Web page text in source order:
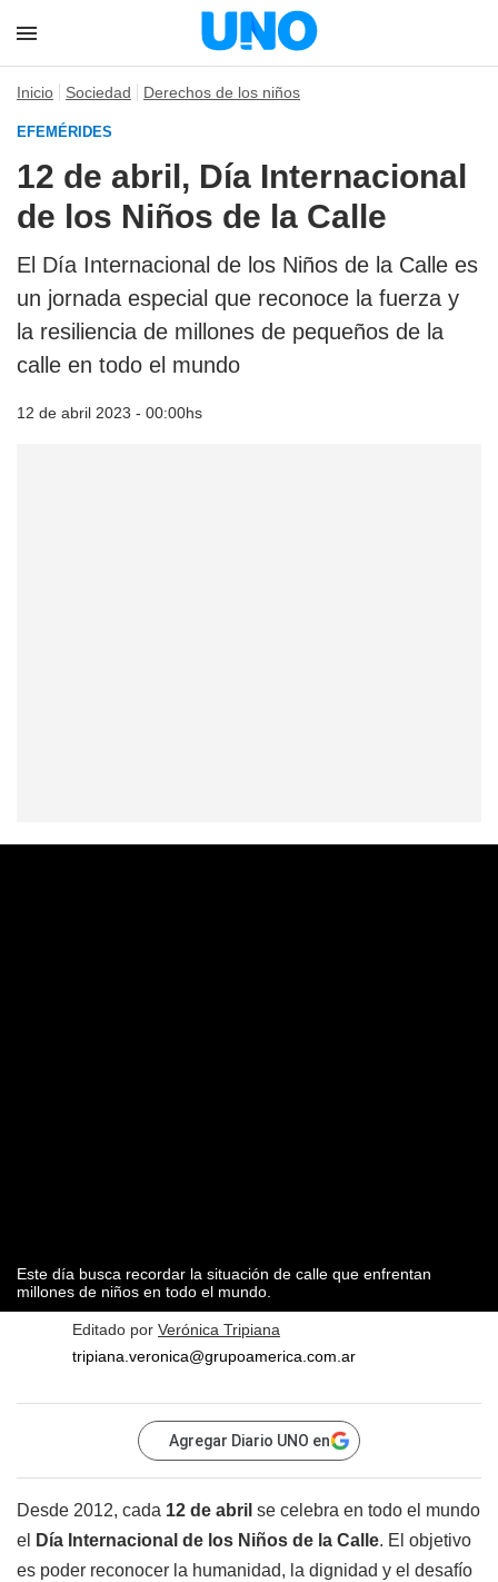
Inicio Sociedad Derechos de los niños
EFEMÉRIDES
12 de abril, Día Internacional
de los Niños de la Calle
El Día Internacional de los Niños de la Calle es
un jornada especial que reconoce la fuerza y
la resiliencia de millones de pequeños de la
calle en todo el mundo
12 de abril 2023 - 00:00hs
Este día busca recordar la situación de calle que enfrentan
millones de niños en todo el mundo.
Editado por Verónica Tripiana
tripiana.veronica@grupoamerica.com.ar
Agregar Diario UNO en
Desde 2012, cada 12 de abril se celebra en todo el mundo
el
Día Internacional de los Niños de la Calle. El objetivo
es poder reconocer la humanidad, la dignidad y el desafío